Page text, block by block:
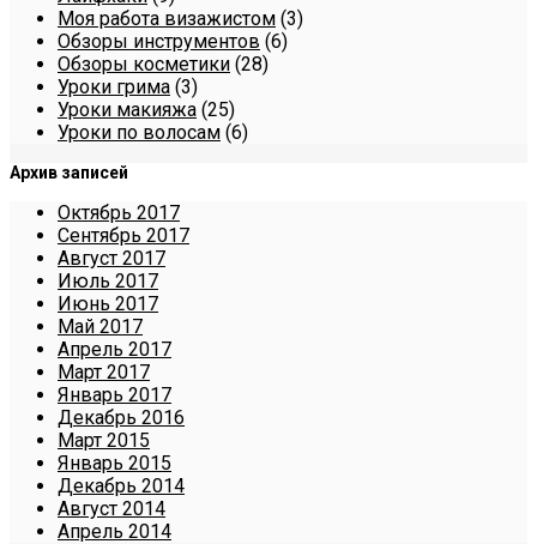
Моя работа визажистом (3)
Обзоры инструментов (6)
Обзоры косметики (28)
Уроки грима (3)
Уроки макияжа (25)
Уроки по волосам (6)
Архив записей
Октябрь 2017
Сентябрь 2017
Август 2017
Июль 2017
Июнь 2017
Май 2017
Апрель 2017
Март 2017
Январь 2017
Декабрь 2016
Март 2015
Январь 2015
Декабрь 2014
Август 2014
Апрель 2014